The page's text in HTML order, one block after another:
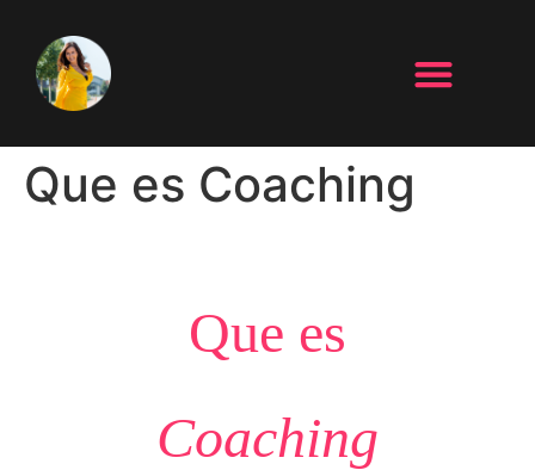
Que es Coaching
Que es
Coaching